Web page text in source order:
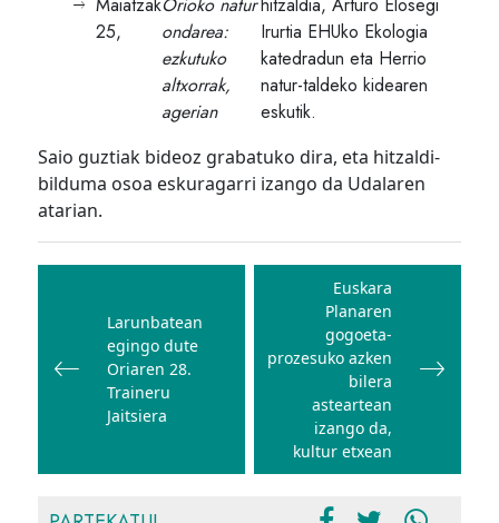
25,
ondarea:
ezkutuko
altxorrak,
agerian
Irurtia EHUko Ekologia
katedradun eta Herrio
natur-taldeko kidearen
eskutik.
Saio guztiak bideoz grabatuko dira, eta hitzaldi-
bilduma osoa eskuragarri izango da Udalaren
atarian.
Bidalketetan
nabigatuLarunbatean
egingo dute
Oriaren 28.
Traineru
Jaitsiera
Euskara
Planaren
gogoeta-
prozesuko azken
bilera
asteartean
izango da,
kultur etxean